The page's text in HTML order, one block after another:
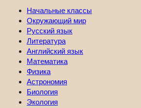
Начальные классы
Окружающий мир
Русский язык
Литература
Английский язык
Математика
Физика
Астрономия
Биология
Экология